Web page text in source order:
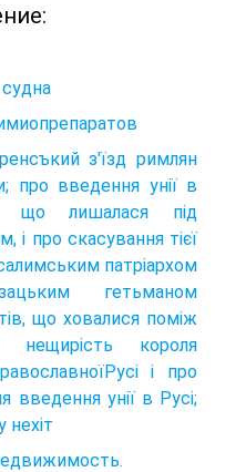
з'їзд римлян
про введення унії в
що лишалася під
і про скасування тієї
патріархом
гетьманом
що ховалися поміж
нещирість короля
і про
введення унії в Русі;